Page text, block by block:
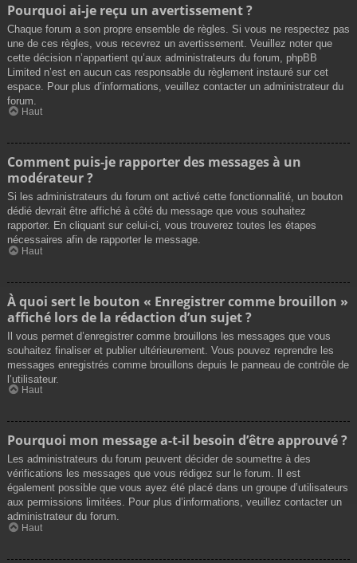
Pourquoi ai-je reçu un avertissement ?
Chaque forum a son propre ensemble de règles. Si vous ne respectez pas
une de ces règles, vous recevrez un avertissement. Veuillez noter que
cette décision n’appartient qu’aux administrateurs du forum, phpBB
Limited n’est en aucun cas responsable du règlement instauré sur cet
espace. Pour plus d’informations, veuillez contacter un administrateur du
forum.
Haut
Comment puis-je rapporter des messages à un
modérateur ?
Si les administrateurs du forum ont activé cette fonctionnalité, un bouton
dédié devrait être affiché à côté du message que vous souhaitez
rapporter. En cliquant sur celui-ci, vous trouverez toutes les étapes
nécessaires afin de rapporter le message.
Haut
À quoi sert le bouton « Enregistrer comme brouillon »
affiché lors de la rédaction d’un sujet ?
Il vous permet d’enregistrer comme brouillons les messages que vous
souhaitez finaliser et publier ultérieurement. Vous pouvez reprendre les
messages enregistrés comme brouillons depuis le panneau de contrôle de
l’utilisateur.
Haut
Pourquoi mon message a-t-il besoin d’être approuvé ?
Les administrateurs du forum peuvent décider de soumettre à des
vérifications les messages que vous rédigez sur le forum. Il est
également possible que vous ayez été placé dans un groupe d’utilisateurs
aux permissions limitées. Pour plus d’informations, veuillez contacter un
administrateur du forum.
Haut